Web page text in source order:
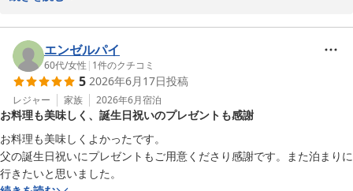
います。
また、この様な高評価と、いつきても最高とのお言葉を頂戴しまし
た事、大変光栄に存じます。
頂きましたお声・ご評価に恥じぬよう、今後も更なるサービスの向
上に努め、ジャンジャン777様の
またのお越しをスタッフ一同、心よりお待ち申し上げております。
CRM担当　北本ゆかり
赤穂温泉 絶景露天風呂の宿 銀波荘
エンゼルパイ
60代/女性 | 1件のクチコミ
5 2026年6月17日投稿
レジャー 家族 2026年6月宿泊
お料理も美味しく、誕生日祝いのプレゼントも感謝
お料理も美味しくよかったです。
父の誕生日祝いにプレゼントもご用意くださり感謝です。また泊まりに
行きたいと思いました。